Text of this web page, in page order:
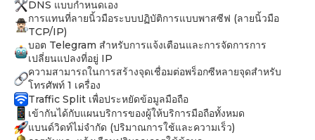
DNS แบบกำหนดเอง
การแทนที่ลายนิ้วมือระบบปฏิบัติการแบบพาสซีฟ (ลายนิ้วมือ
TCP/IP)
บอต Telegram สำหรับการแจ้งเตือนและการจัดการการ
เปลี่ยนแปลงที่อยู่ IP
ความสามารถในการสร้างจุดเชื่อมต่อพร็อกซีหลายจุดสำหรับ
โทรศัพท์ 1 เครื่อง
Traffic Split เพื่อประหยัดข้อมูลมือถือ
เข้ากันได้กับแผนบริการของผู้ให้บริการมือถือทั้งหมด
แบนด์วิดท์ไม่จำกัด (ปริมาณการใช้และความเร็ว)